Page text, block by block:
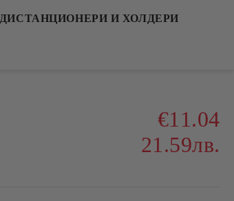
ДИСТАНЦИОНЕРИ И ХОЛДЕРИ
€11.04
21.59лв.